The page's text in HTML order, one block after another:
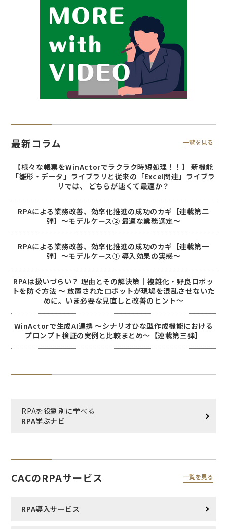
最新コラム 一覧を見る
【様々な帳票をWinActorでラクラク時短処理！！】 新機能
「雛形・データ」ライブラリと従来の「Excel関連」ライブラ
リでは、 どちらが速くて最適か？
RPAによる業務改善、効率化推進の成功のカギ【連載第二
弾】～モデルケース② 最適な業務選定～
RPAによる業務改善、効率化推進の成功のカギ【連載第一
弾】～モデルケース① 導入効果の実感～
RPAは扱いづらい？ 理由とその解決策｜複雑化・野良ロボッ
トを防ぐ方法 〜 放置されたロボットが現場を混乱させないた
めに。いま必要な見直しと改善のヒント〜
WinActorで生成AI連携 ～シナリオひな型作成機能における
プロンプト検証の実例と比較まとめ～【連載第三弾】
RPAを役割別に学べる
RPA学ぶナビ
CACのRPAサービス 一覧を見る
RPA導入サービス